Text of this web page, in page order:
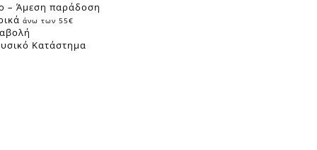
– Άμεση παράδοση
άνω των 55€
Κατάστημα